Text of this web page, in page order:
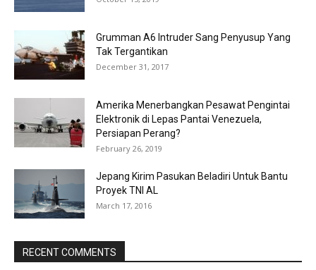
Grumman A6 Intruder Sang Penyusup Yang
Tak Tergantikan
December 31, 2017
Amerika Menerbangkan Pesawat Pengintai
Elektronik di Lepas Pantai Venezuela,
Persiapan Perang?
February 26, 2019
Jepang Kirim Pasukan Beladiri Untuk Bantu
Proyek TNI AL
March 17, 2016
RECENT COMMENTS